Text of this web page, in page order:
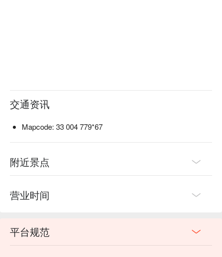
交通资讯
Mapcode: 33 004 779*67
附近景点
营业时间
平台规范